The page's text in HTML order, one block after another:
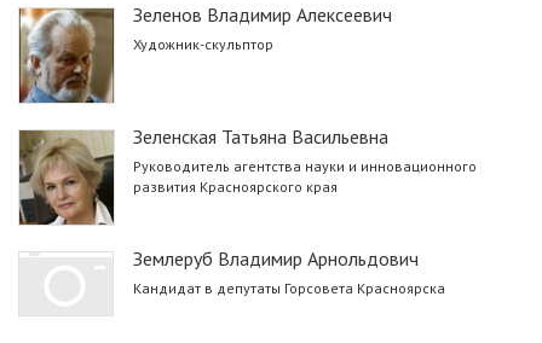
Зеленов Владимир Алексеевич
Художник-скульптор
Зеленская Татьяна Васильевна
Руководитель агентства науки и инновационного
развития Красноярского края
Землеруб Владимир Арнольдович
Кандидат в депутаты Горсовета Красноярска